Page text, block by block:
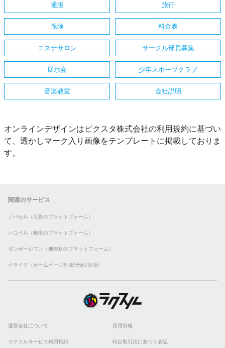
通販 旅行
保険 料金表
エステサロン サークル部員募集
展示会 少年スポーツクラブ
音楽教室 会社説明
オンラインデザインはピクスタ株式会社の利用規約に基づい
て、透かしマーク入り画像をテンプレートに掲載しておりま
す。
関連のサービス
ノバセル（広告のプラットフォーム）
ハコベル（物流のプラットフォーム）
ダンボールワン（梱包材のプラットフォーム）
ペライチ（ホームページ作成/予約/決済）
運営会社について 採用情報
ラクスルサービス利用規約 特定取引法に基づく表記